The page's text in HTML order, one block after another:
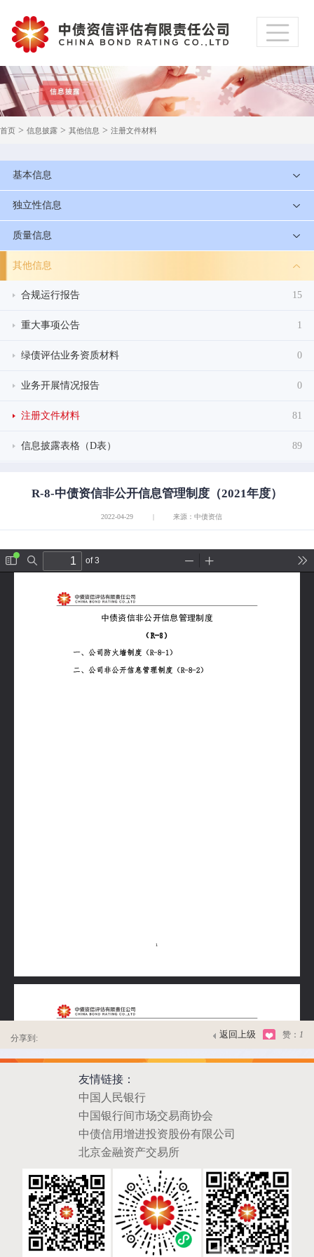
首页 > 信息披露 > 其他信息 > 注册文件材料
基本信息
独立性信息
质量信息
其他信息
合规运行报告 15
重大事项公告 1
绿债评估业务资质材料 0
业务开展情况报告 0
注册文件材料 81
信息披露表格（D表） 89
R-8-中债资信非公开信息管理制度（2021年度）
2022-04-29 | 来源：中债资信
分享到: 返回上级 赞： 1
友情链接：
中国人民银行
中国银行间市场交易商协会
中债信用增进投资股份有限公司
北京金融资产交易所